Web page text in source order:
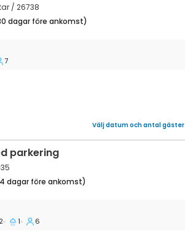
/ 26738
dagar före ankomst)
Gora, Gorski kotar K-26738
7
Välj datum och antal gäster
parkering
dagar före ankomst)
Plitvice K-23935
2 1 6